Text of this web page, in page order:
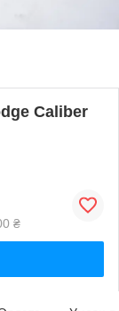
Caliber
₴